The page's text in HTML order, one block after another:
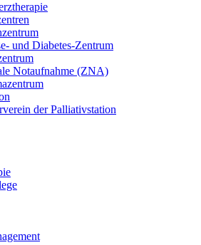
und Diabetes-Zentrum
Notaufnahme (ZNA)
der Palliativstation